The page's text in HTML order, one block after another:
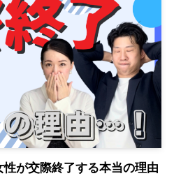
性が交際終了する本当の理由